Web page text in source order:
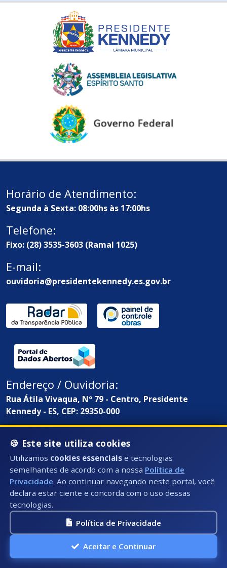
Horário de Atendimento:
Segunda à Sexta: 08:00hs às 17:00hs
Telefone:
Fixo: (28) 3535-3603 (Ramal 1025)
E-mail:
ouvidoria@presidentekennedy.es.gov.br
Endereço / Ouvidoria:
Rua Átila Vivaqua, Nº 79 - Centro, Presidente
Kennedy - ES, CEP: 29350-000
🍪 Este site utiliza cookies
Utilizamos cookies essenciais e tecnologias
semelhantes de acordo com a nossa Política de
Privacidade. Ao continuar navegando neste portal, você
declara estar ciente e concorda com o uso dessas
tecnologias.
Política de Privacidade
Aceitar e Continuar